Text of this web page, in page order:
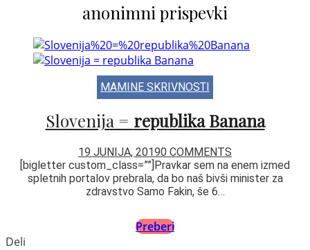
anonimni prispevki
MAMINE SKRIVNOSTI
Slovenija = republika Banana
19 JUNIJA, 20190 COMMENTS
[bigletter custom_class=””]Pravkar sem na enem izmed
spletnih portalov prebrala, da bo naš bivši minister za
zdravstvo Samo Fakin, še 6…
Preberi
Deli